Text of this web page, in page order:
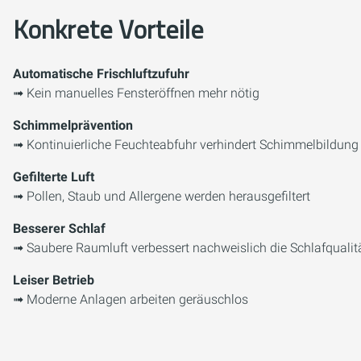
Konkrete Vorteile
Automatische Frischluftzufuhr
➟ Kein manuelles Fensteröffnen mehr nötig
Schimmelprävention
➟ Kontinuierliche Feuchteabfuhr verhindert Schimmelbildung
Gefilterte Luft
➟ Pollen, Staub und Allergene werden herausgefiltert
Besserer Schlaf
➟ Saubere Raumluft verbessert nachweislich die
Leiser Betrieb
➟ Moderne Anlagen arbeiten geräuschlos